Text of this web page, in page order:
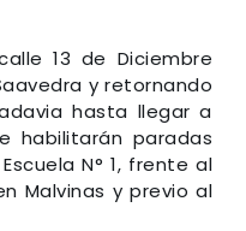
13 de Diciembre
y retornando
hasta llegar a
habilitarán paradas
N° 1, frente al
Malvinas y previo al